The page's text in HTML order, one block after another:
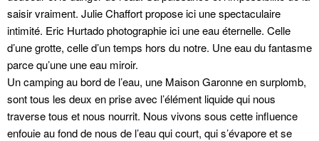
saisir vraiment. Julie Chaffort propose ici une spectaculaire
intimité. Eric Hurtado photographie ici une eau éternelle. Celle
d’une grotte, celle d’un temps hors du notre. Une eau du fantasme
parce qu’une une eau miroir.
Un camping au bord de l’eau, une Maison Garonne en surplomb,
sont tous les deux en prise avec l’élément liquide qui nous
traverse tous et nous nourrit. Nous vivons sous cette influence
enfouie au fond de nous de l’eau qui court, qui s’évapore et se